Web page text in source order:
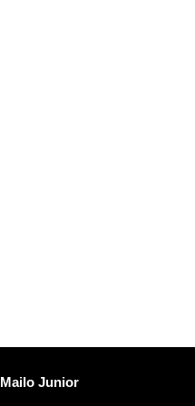
Odkrijte Mailo
Mailo Junior